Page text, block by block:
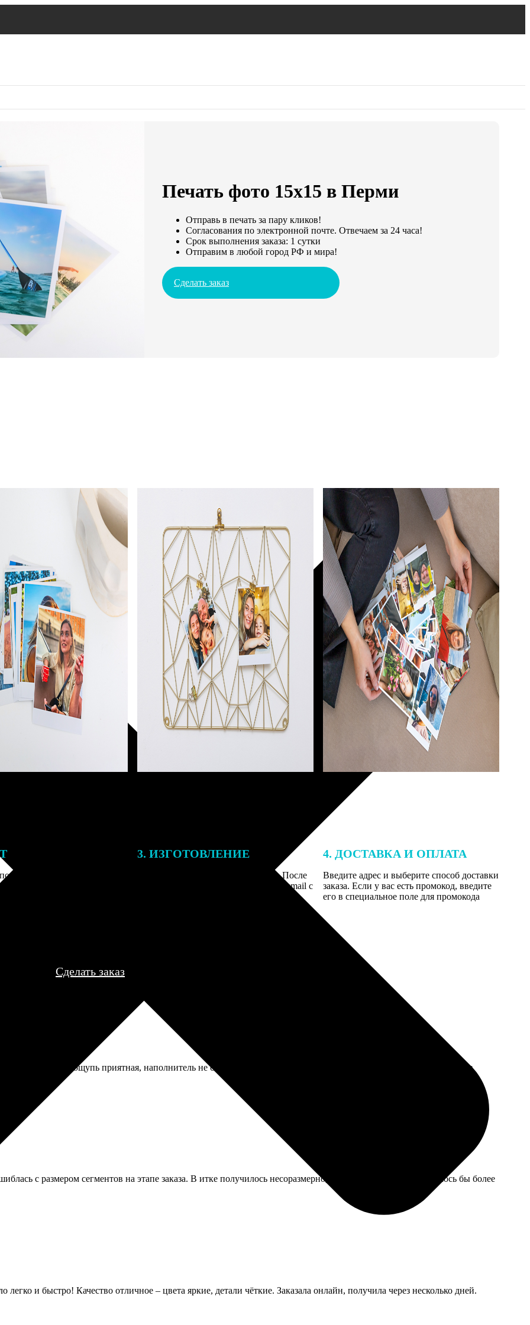
Печать фото 15х15 в Перми
Отправь в печать за пару кликов!
Согласования по электронной почте. Отвечаем за 24 часа!
Срок выполнения заказа: 1 сутки
Отправим в любой город РФ и мира!
Сделать заказ
заказа к печати
могут связаться с Вами
телефону или email для
деталей.
3. ИЗГОТОВЛЕНИЕ
Оплатите заказ банковской картой. После
оплаты получите подтверждение на email с
описанием заказа. Когда отправим заказ
4. ДОСТАВКА И ОПЛАТА
Введите адрес и выберите способ доставки
заказа. Если у вас есть промокод, введите
его в специальное поле для промокода
Сделать заказ
ошибок. На ощупь приятная, наполнитель не сбивается. Правда, цвета немного отличаются от тех, что были в
с размером сегментов на этапе заказа. В итке получилось несоразмерно, моя вина, конечно, но хотелось бы более
и быстро! Качество отличное – цвета яркие, детали чёткие. Заказала онлайн, получила через несколько дней.